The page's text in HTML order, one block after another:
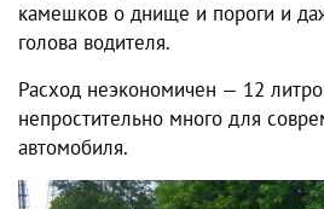
камешков о днище и пороги и
голова водителя.
Расход неэкономичен — 12
непростительно много для
автомобиля.